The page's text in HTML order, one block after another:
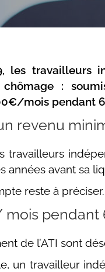
les travailleurs
:
mois pendant
revenu
travailleurs
années avant sa
reste à préciser.
pendant
de l’ATI sont
un travailleur